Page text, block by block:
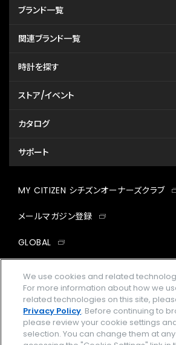
ブランド一覧
関連ブランド一覧
時計を探す
ストア/イベント
カタログ
サポート
MY CITIZEN シチズンオーナーズクラブ
メールマガジン登録
GLOBAL
facebook
企業情報 ご利用規約
We use cookies and related
For more information about how we
related technologies on this site,
Privacy Policy. Before continuing to
please review your cookie settings
selection. You can change them at